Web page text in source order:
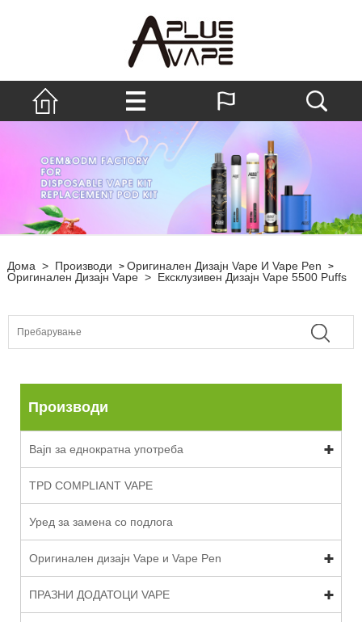
Дома > Производи > Оригинален Дизајн Vape И Vape Pen >
Оригинален Дизајн Vape > Ексклузивен Дизајн Vape 5500 Puffs
Производи
Вајп за еднократна употреба
TPD COMPLIANT VAPE
Уред за замена со подлога
Оригинален дизајн Vape и Vape Pen
ПРАЗНИ ДОДАТОЦИ VAPE